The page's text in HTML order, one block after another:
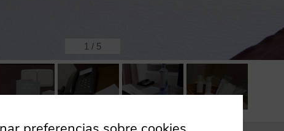
1 / 5